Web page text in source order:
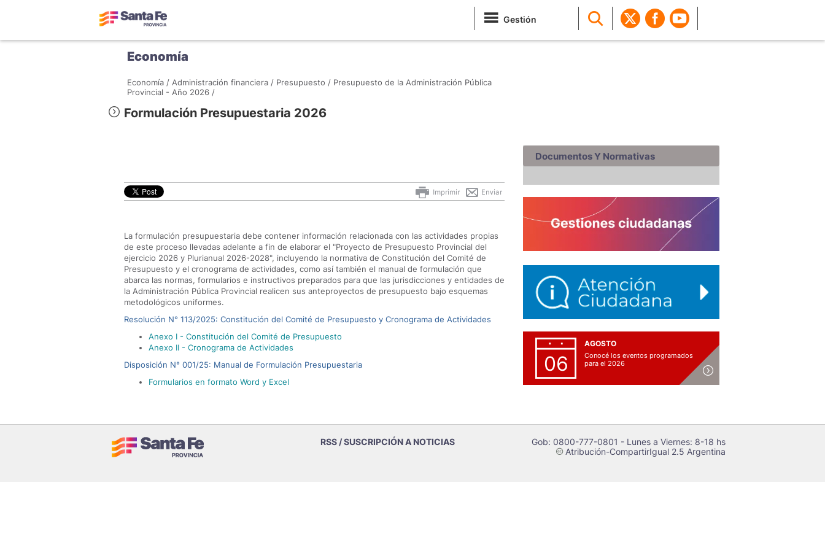
Gestión
Economía
Economía / Administración financiera / Presupuesto / Presupuesto de la Administración Pública
Provincial - Año 2026 /
Formulación Presupuestaria 2026
Enviar
Imprimir
La formulación presupuestaria debe contener información relacionada con las actividades propias
de este proceso llevadas adelante a fin de elaborar el "Proyecto de Presupuesto Provincial del
ejercicio 2026 y Plurianual 2026-2028", incluyendo la normativa de Constitución del Comité de
Presupuesto y el cronograma de actividades, como así también el manual de formulación que
abarca las normas, formularios e instructivos preparados para que las jurisdicciones y entidades de
la Administración Pública Provincial realicen sus anteproyectos de presupuesto bajo esquemas
metodológicos uniformes.
Resolución N° 113/2025: Constitución del Comité de Presupuesto y Cronograma de Actividades
Anexo I - Constitución del Comité de Presupuesto
Anexo II - Cronograma de Actividades
Disposición N° 001/25: Manual de Formulación Presupuestaria
Formularios en formato Word y Excel
Documentos Y Normativas
06
AGOSTO
Conocé los eventos programados
para el 2026
RSS / SUSCRIPCIÓN A NOTICIAS Gob: 0800-777-0801 - Lunes a Viernes: 8-18 hs
cAtribución-CompartirIgual 2.5 Argentina